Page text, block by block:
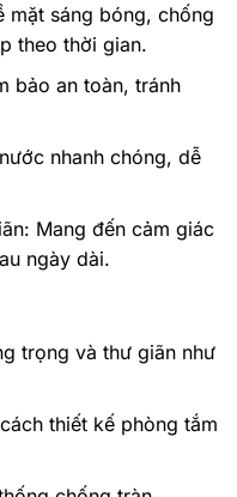
mặt sáng bóng, chống
theo thời gian.
bảo an toàn, tránh
nhanh chóng, dễ
Mang đến cảm giác
ngày dài.
trọng và thư giãn như
thiết kế phòng tắm